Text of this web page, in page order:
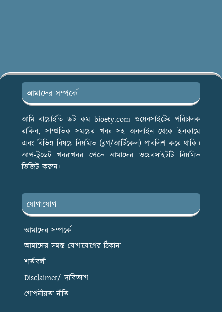
আমাদের সম্পর্কে
আমি বায়োইতি ডট কম bioety.com ওয়েবসাইটের পরিচালক
রাকিব, সাম্প্রতিক সময়ের খবর সহ অনলাইন থেকে ইনকামে
এবং বিভিন্ন বিষয়ে নিয়মিত (ব্লগ/আর্টিকেল) পাবলিশ করে থাকি।
আপ-টুডেট খবরাখবর পেতে আমাদের ওয়েবসাইটটি নিয়মিত
ভিজিট করুন।
যোগাযোগ
আমাদের সম্পর্কে
আমাদের সমস্ত যোগাযোগের ঠিকানা
শর্তাবলী
Disclaimer/ দাবিত্যাগ
গোপনীয়তা নীতি